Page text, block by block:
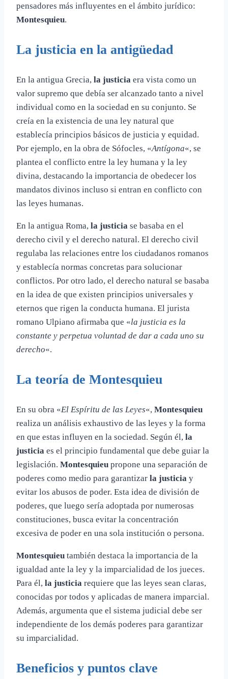
pensadores más influyentes en el ámbito jurídico:
Montesquieu.
La justicia en la antigüedad
En la antigua Grecia, la justicia era vista como un
valor supremo que debía ser alcanzado tanto a nivel
individual como en la sociedad en su conjunto. Se
creía en la existencia de una ley natural que
establecía principios básicos de justicia y equidad.
Por ejemplo, en la obra de Sófocles, «Antígona«, se
plantea el conflicto entre la ley humana y la ley
divina, destacando la importancia de obedecer los
mandatos divinos incluso si entran en conflicto con
las leyes humanas.
En la antigua Roma, la justicia se basaba en el
derecho civil y el derecho natural. El derecho civil
regulaba las relaciones entre los ciudadanos romanos
y establecía normas concretas para solucionar
conflictos. Por otro lado, el derecho natural se basaba
en la idea de que existen principios universales y
eternos que rigen la conducta humana. El jurista
romano Ulpiano afirmaba que «la justicia es la
constante y perpetua voluntad de dar a cada uno su
derecho«.
La teoría de Montesquieu
En su obra «El Espíritu de las Leyes«, Montesquieu
realiza un análisis exhaustivo de las leyes y la forma
en que estas influyen en la sociedad. Según él, la
justicia es el principio fundamental que debe guiar la
legislación. Montesquieu propone una separación de
poderes como medio para garantizar la justicia y
evitar los abusos de poder. Esta idea de división de
poderes, que luego sería adoptada por numerosas
constituciones, busca evitar la concentración
excesiva de poder en una sola institución o persona.
Montesquieu también destaca la importancia de la
igualdad ante la ley y la imparcialidad de los jueces.
Para él, la justicia requiere que las leyes sean claras,
conocidas por todos y aplicadas de manera imparcial.
Además, argumenta que el sistema judicial debe ser
independiente de los demás poderes para garantizar
su imparcialidad.
Beneficios y puntos clave